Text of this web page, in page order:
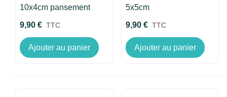
10x4cm pansement
9,90 € TTC
Ajouter au panier
5x5cm
9,90 € TTC
Ajouter au panier